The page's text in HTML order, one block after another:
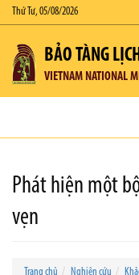
Thứ Tư, 05/08/2026
BẢO TÀNG
VIETNAM NATIONAL
Phát hiện một
vẹn
Trang chủ Nghiên cứu